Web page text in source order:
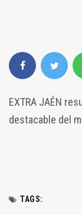
EXTRA JAÉN
destacable del
TAGS: